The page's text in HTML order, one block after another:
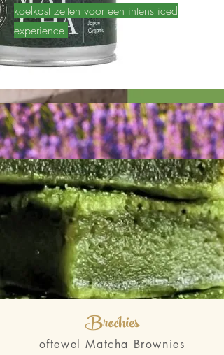
koelkast zetten voor een intens iced
experience!
Brochies
oftewel Matcha Brownies